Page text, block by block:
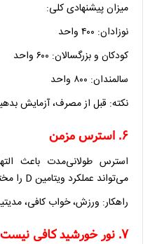
میزان پیشنهادی کلی:
نوزادان: ۴۰۰ واحد
کودکان و بزرگسالان: ۶۰۰ واحد
سالمندان: ۸۰۰ واحد
نکته: قبل از مصرف، آزمایش
۶. استرس مزمن
استرس طولانی‌مدت باعث
می‌تواند عملکرد ویتامین D را مختل کند.
راهکار: ورزش، خواب کافی،
۷. نور خورشید کافی نیست